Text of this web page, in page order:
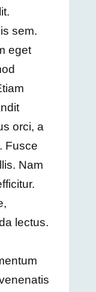
sem.
eget
orci, a
Fusce
Nam
lectus.